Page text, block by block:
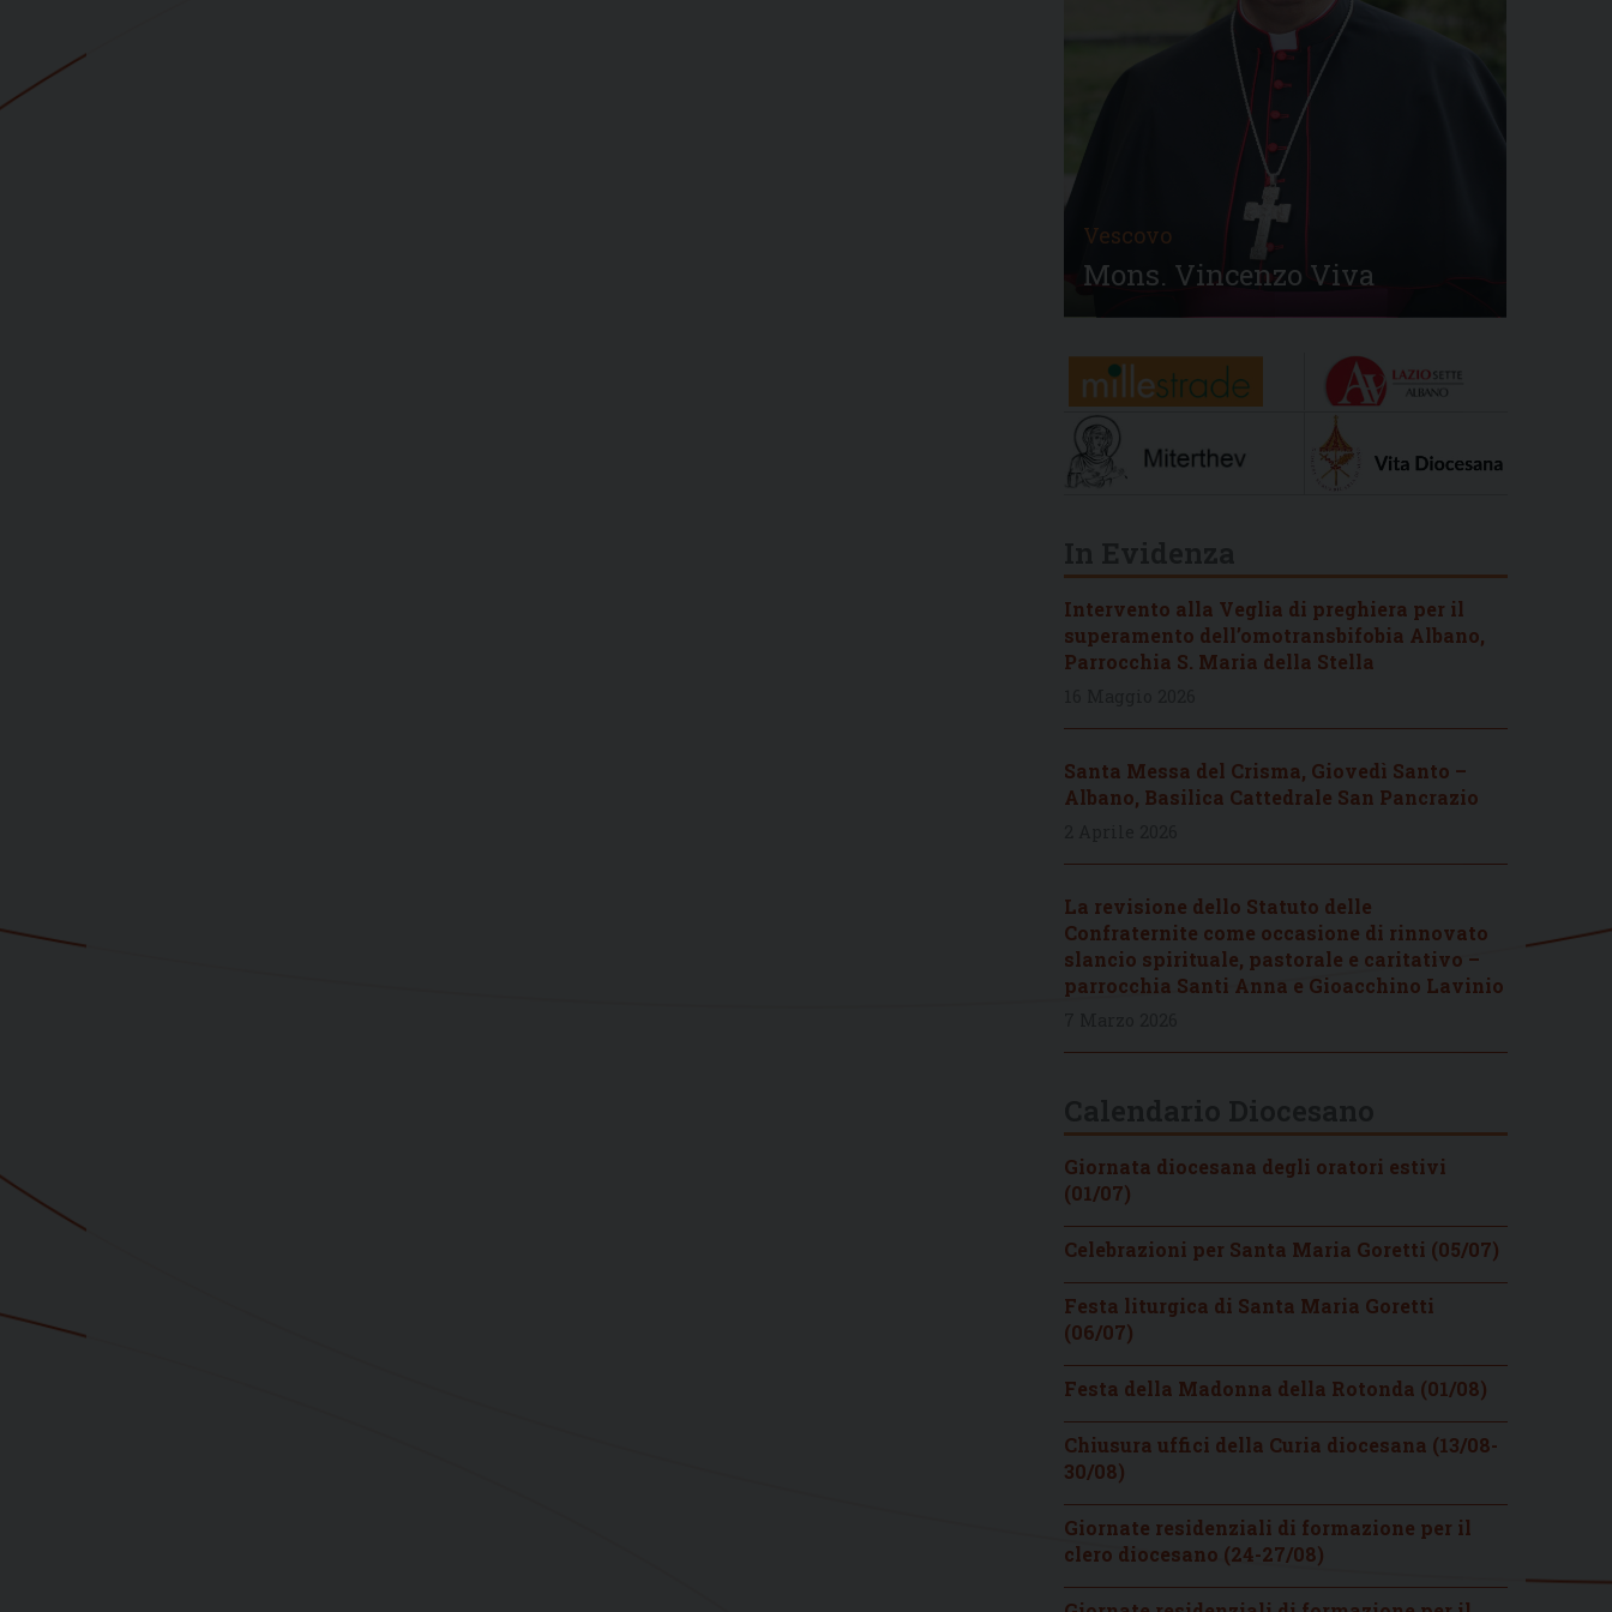
Vescovo
Mons. Vincenzo Viva
Intervento alla Veglia di preghiera per il
superamento dell’omotransbifobia Albano,
Parrocchia S. Maria della Stella
Santa Messa del Crisma, Giovedì Santo –
Albano, Basilica Cattedrale San Pancrazio
La revisione dello Statuto delle
Confraternite come occasione di rinnovato
slancio spirituale, pastorale e caritativo –
parrocchia Santi Anna e Gioacchino Lavinio
Giornata diocesana degli oratori estivi
(01/07)
Celebrazioni per Santa Maria Goretti (05/07)
Festa liturgica di Santa Maria Goretti
(06/07)
Festa della Madonna della Rotonda (01/08)
Chiusura uffici della Curia diocesana (13/08-
30/08)
Giornate residenziali di formazione per il
clero diocesano (24-27/08)